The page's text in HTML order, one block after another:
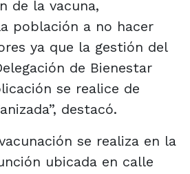
de la vacuna,
población a no hacer
ya que la gestión del
de Bienestar
se realice de
destacó.
se realiza en la
ubicada en calle